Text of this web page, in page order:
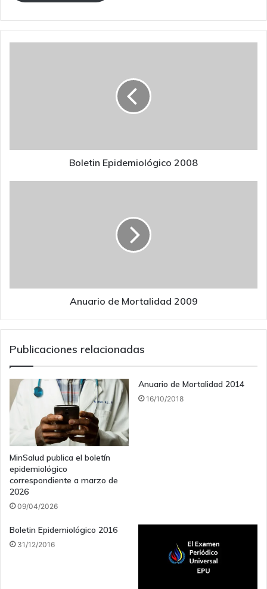
Boletin Epidemiológico 2008
Anuario de Mortalidad 2009
Publicaciones relacionadas
MinSalud publica el boletín
epidemiológico
correspondiente a marzo de
2026
09/04/2026
Anuario de Mortalidad 2014
16/10/2018
Boletin Epidemiológico 2016
31/12/2016